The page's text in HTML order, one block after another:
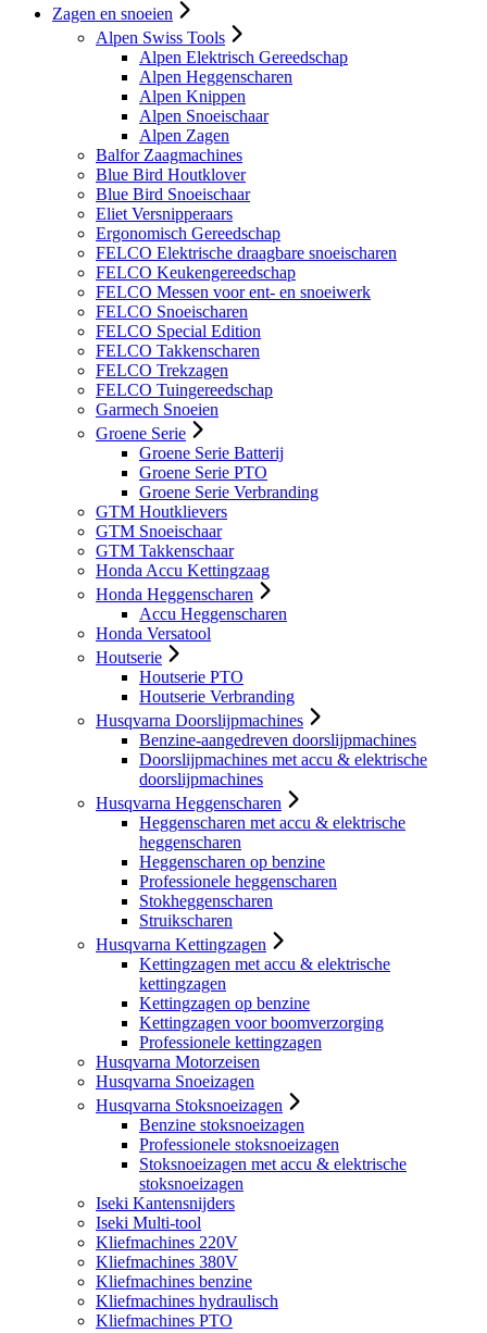
Zagen en snoeien
Alpen Swiss Tools
Alpen Elektrisch Gereedschap
Alpen Heggenscharen
Alpen Knippen
Alpen Snoeischaar
Alpen Zagen
Balfor Zaagmachines
Blue Bird Houtklover
Blue Bird Snoeischaar
Eliet Versnipperaars
Ergonomisch Gereedschap
FELCO Elektrische draagbare snoeischaren
FELCO Keukengereedschap
FELCO Messen voor ent- en snoeiwerk
FELCO Snoeischaren
FELCO Special Edition
FELCO Takkenscharen
FELCO Trekzagen
FELCO Tuingereedschap
Garmech Snoeien
Groene Serie
Groene Serie Batterij
Groene Serie PTO
Groene Serie Verbranding
GTM Houtklievers
GTM Snoeischaar
GTM Takkenschaar
Honda Accu Kettingzaag
Honda Heggenscharen
Accu Heggenscharen
Honda Versatool
Houtserie
Houtserie PTO
Houtserie Verbranding
Husqvarna Doorslijpmachines
Benzine-aangedreven doorslijpmachines
Doorslijpmachines met accu & elektrische
doorslijpmachines
Husqvarna Heggenscharen
Heggenscharen met accu & elektrische
heggenscharen
Heggenscharen op benzine
Professionele heggenscharen
Stokheggenscharen
Struikscharen
Husqvarna Kettingzagen
Kettingzagen met accu & elektrische
kettingzagen
Kettingzagen op benzine
Kettingzagen voor boomverzorging
Professionele kettingzagen
Husqvarna Motorzeisen
Husqvarna Snoeizagen
Husqvarna Stoksnoeizagen
Benzine stoksnoeizagen
Professionele stoksnoeizagen
Stoksnoeizagen met accu & elektrische
stoksnoeizagen
Iseki Kantensnijders
Iseki Multi-tool
Kliefmachines 220V
Kliefmachines 380V
Kliefmachines benzine
Kliefmachines hydraulisch
Kliefmachines PTO